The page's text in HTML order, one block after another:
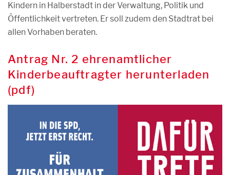
Kindern in Halberstadt in der Verwaltung, Politik und
Öffentlichkeit vertreten. Er soll zudem den Stadtrat bei
allen Vorhaben beraten.
Antrag Nr. 2 ehrenamtlicher
Kinderbeauftragter herunterladen
(pdf)